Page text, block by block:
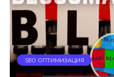
SEO ОПТИМИЗАЦИЯ